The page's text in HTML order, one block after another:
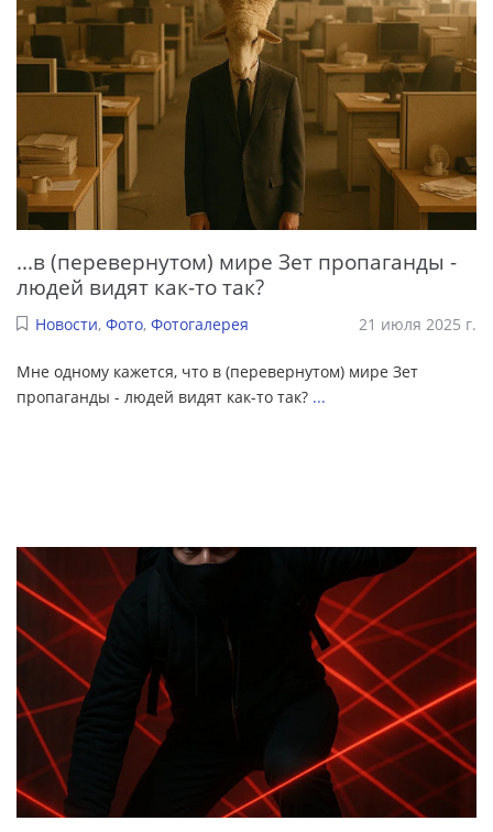
...в (перевернутом) мире Зет пропаганды -
людей видят как-то так?
Новости, Фото, Фотогалерея 21 июля 2025 г.
Мне одному кажется, что в (перевернутом) мире Зет
пропаганды - людей видят как-то так? ...